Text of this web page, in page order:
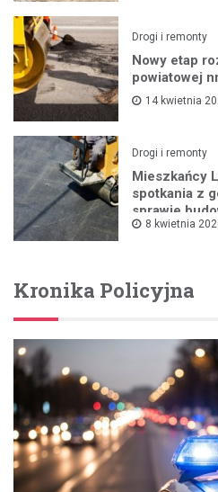
Drogi i remonty
Nowy etap
powiatowej
14 kwietnia
Drogi i remonty
Mieszkańcy
spotkania z
sprawie
8 kwietnia
Kronika Policyjna